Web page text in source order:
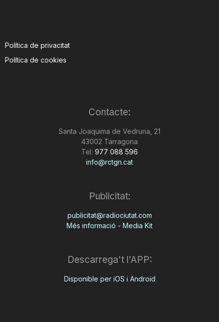
Política de privacitat
Política de cookies
Contacte:
Santa Joaquima de Vedruna, 21
43002 Tarragona
Tel: 977 088 596
info@rctgn.cat
Publicitat:
publicitat@radiociutat.com
Més informació - Media Kit
Descarrega't l'APP:
Disponible per iOS i Android